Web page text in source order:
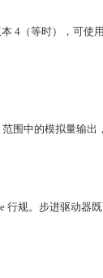
4（等时），可使
围中的模拟量输出
行规。步进驱动器